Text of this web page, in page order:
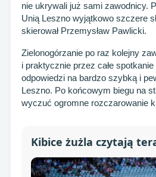
nie ukrywali już sami zawodnicy.
Unią Leszno wyjątkowo szczere
skierował Przemysław Pawlicki.
Zielonogórzanie po raz kolejny
i praktycznie przez całe
odpowiedzi na bardzo szybką i
Leszno. Po końcowym biegu na
wyczuć ogromne rozczarowanie
Kibice żużla czytają